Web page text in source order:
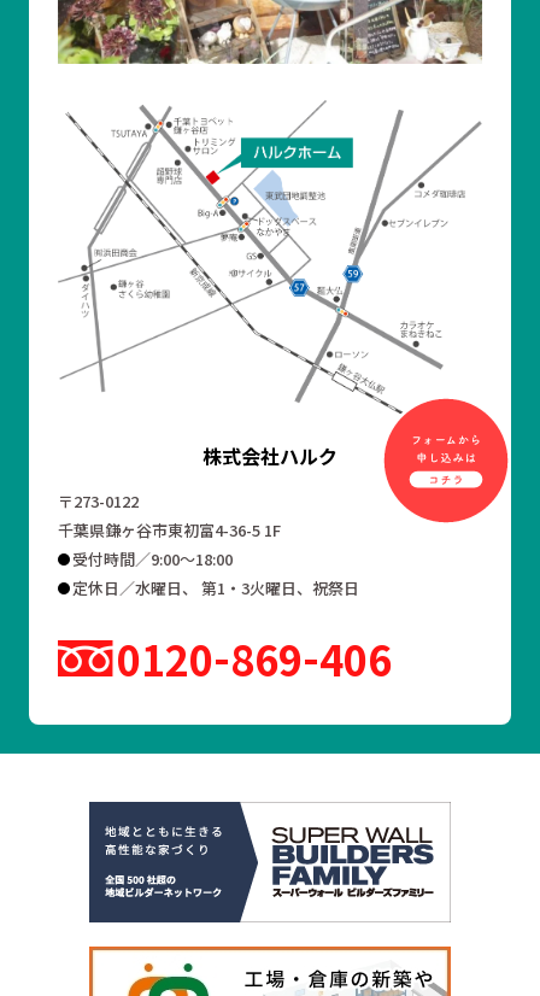
株式会社ハルク
〒273-0122
千葉県鎌ヶ谷市東初富4-36-5 1F
受付時間／9:00～18:00
定休日／水曜日、 第1・3火曜日、祝祭日
0120 869 406